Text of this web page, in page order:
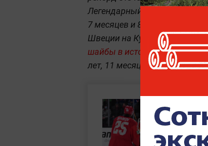
Легендарный вратарь
7 месяцев и 8 дней. Помимо
Швеции на Кубке Карьяла,
шайбы в истории сборной
лет, 11 месяцев и четырёх